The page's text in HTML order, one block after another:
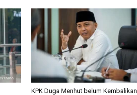
KPK Duga Menhut belum Kembalikan